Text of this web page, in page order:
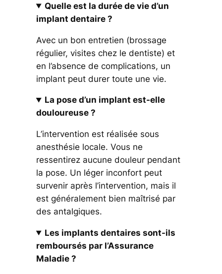
Quelle est la durée de vie d’un
implant dentaire ?
Avec un bon entretien (brossage
régulier, visites chez le dentiste) et
en l’absence de complications, un
implant peut durer toute une vie.
La pose d’un implant est-elle
douloureuse ?
L’intervention est réalisée sous
anesthésie locale. Vous ne
ressentirez aucune douleur pendant
la pose. Un léger inconfort peut
survenir après l’intervention, mais il
est généralement bien maîtrisé par
des antalgiques.
Les implants dentaires sont-ils
remboursés par l’Assurance
Maladie ?